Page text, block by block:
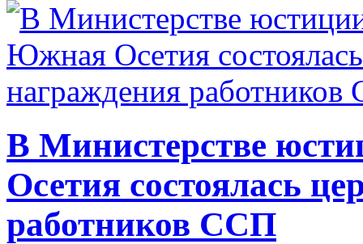
В Министерстве
Осетия состоялась
работников ССП